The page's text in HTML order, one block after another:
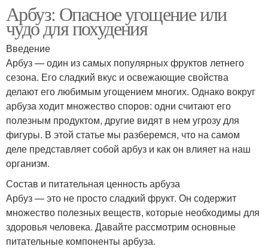
Арбуз: Опасное угощение или
чудо для похудения
Введение
Арбуз — один из самых популярных фруктов летнего
сезона. Его сладкий вкус и освежающие свойства
делают его любимым угощением многих. Однако вокруг
арбуза ходит множество споров: одни считают его
полезным продуктом, другие видят в нем угрозу для
фигуры. В этой статье мы разберемся, что на самом
деле представляет собой арбуз и как он влияет на наш
организм.
Состав и питательная ценность арбуза
Арбуз — это не просто сладкий фрукт. Он содержит
множество полезных веществ, которые необходимы для
здоровья человека. Давайте рассмотрим основные
питательные компоненты арбуза.